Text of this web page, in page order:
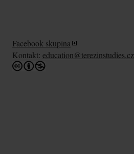
Facebook skupina
Kontakt: education@terezinstudies.cz